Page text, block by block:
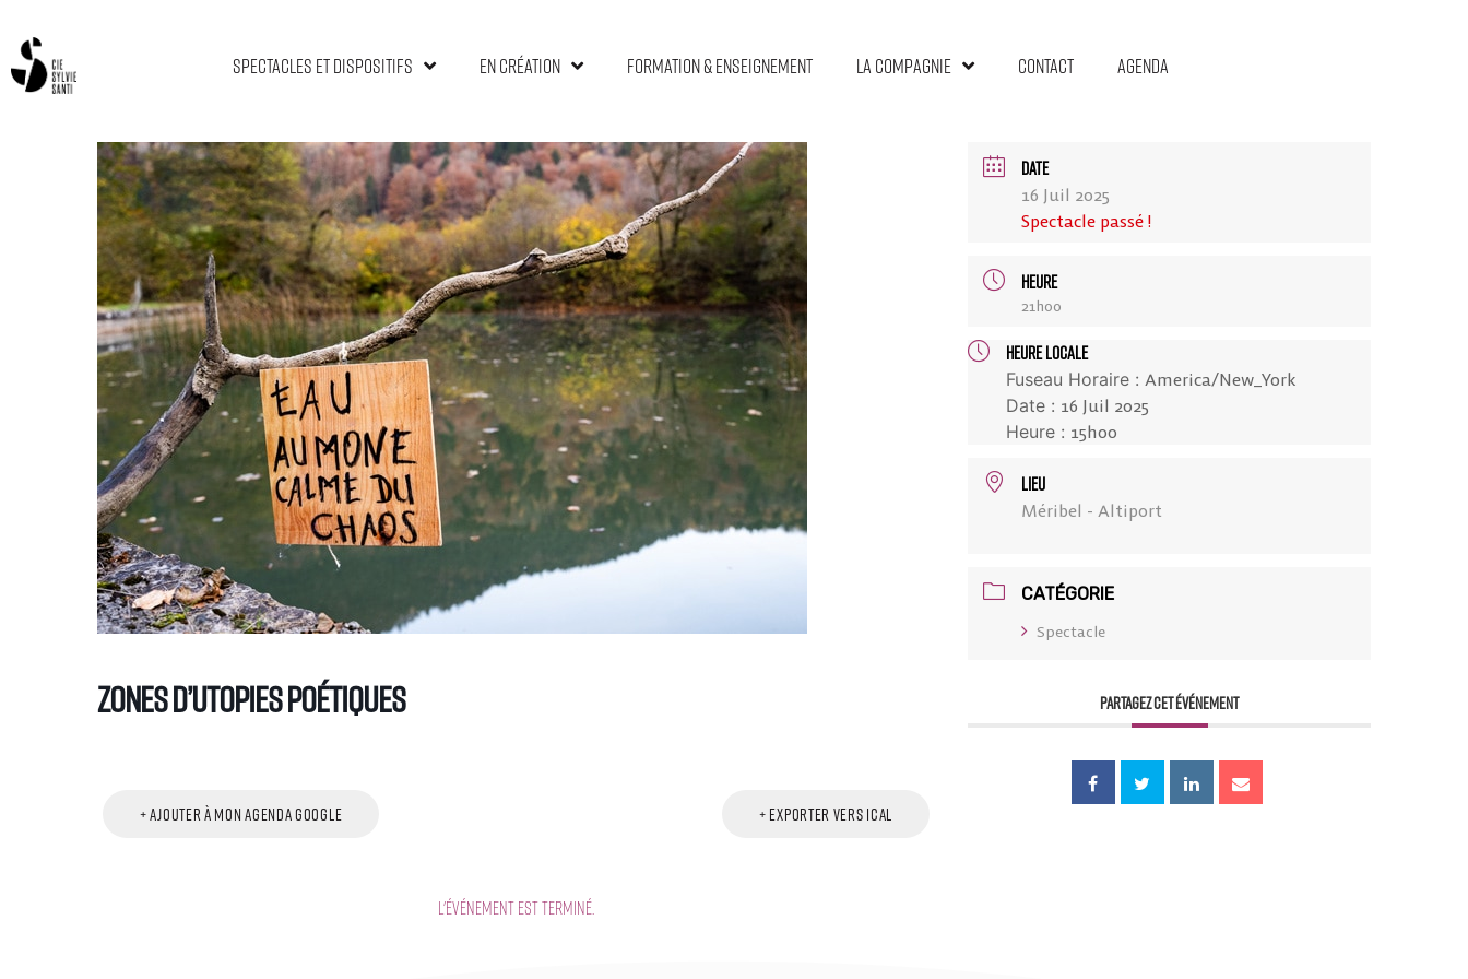
spectacles et dispositifs En création Formation & Enseignement La compagnie Contact Agenda
Zones d’utopies Poétiques
+ Ajouter à mon Agenda Google + Exporter vers iCal
L'événement est terminé.
DATE
16 Juil 2025
Spectacle passé !
HEURE
21h00
HEURE LOCALE
Fuseau Horaire :America/New_York
Date : 16 Juil 2025
Heure : 15h00
LIEU
Méribel - Altiport
CATÉGORIE
Spectacle
PARTAGEZ CET ÉVÉNEMENT